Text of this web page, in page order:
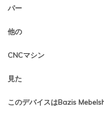
パー
他の
CNCマシン
見た
このデバイスはBazis